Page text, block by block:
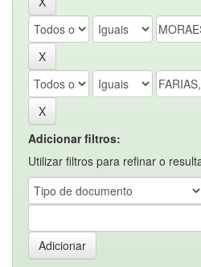
Adicionar filtros:
Utilizar filtros para refinar o